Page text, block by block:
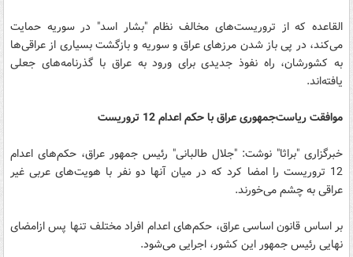
القاعده که از تروریست‌های مخالف نظام "بشار اسد" در سوریه حمایت
می‌کند، در پی باز شدن مرزهای عراق و سوریه و بازگشت بسیاری از عراقی‌ها
به کشورشان، راه نفوذ جدیدی برای ورود به عراق با گذرنامه‌های جعلی
یافته‌اند.
موافقت ریاست‌جمهوری عراق با حکم اعدام 12 تروریست
خبرگزاری "براثا" نوشت: "جلال طالبانی" رئیس جمهور عراق، حکم‌های اعدام
12 تروریست را امضا کرد که در میان آنها دو نفر با هویت‌های عربی غیر
عراقی به چشم می‌خورند.
بر اساس قانون اساسی عراق، حکم‌های اعدام افراد مختلف تنها پس ازامضای
نهایی رئیس جمهور این کشور، اجرایی می‌شود.